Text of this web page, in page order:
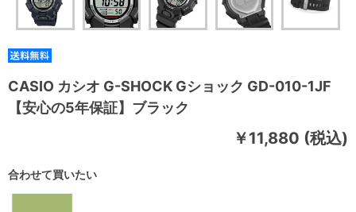
CASIO カシオ G-SHOCK Gショック GD-010-1JF
【安心の5年保証】ブラック
￥11,880 (税込)
合わせて買いたい